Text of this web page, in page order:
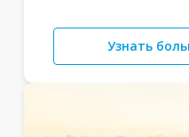
Узнать